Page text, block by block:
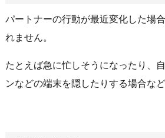
パートナーの行動が最近変化した場
れません。
たとえば急に忙しそうになったり、
ンなどの端末を隠したりする場合など